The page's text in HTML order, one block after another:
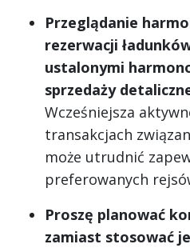
Przeglądanie
rezerwacji
ustalonymi
sprzedaży
Wcześniejsza
transakcjach
może utrudnić
preferowanych
Proszę planować
zamiast stosować